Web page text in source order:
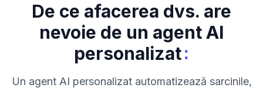
De ce afacerea dvs. are
nevoie de un agent AI
personalizat:
Un agent AI personalizat automatizează sarcinile,